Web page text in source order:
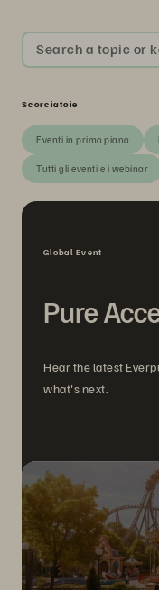
Search a topic or
Scorciatoie
Eventi in primo piano
Tutti gli eventi e i webinar
Global Event
Pure
Hear the latest
what's next.